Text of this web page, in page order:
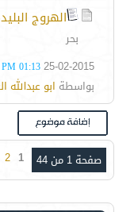
الهروج
بحر
25-02-2015
01:13 PM
بواسطة ابو عبدالله
صفحة 1 من 44 1
2